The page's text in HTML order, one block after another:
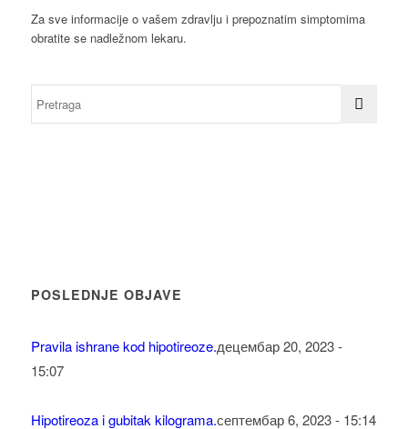
Za sve informacije o vašem zdravlju i prepoznatim simptomima
obratite se nadležnom lekaru.
POSLEDNJE OBJAVE
Pravila ishrane kod hipotireoze.децембар 20, 2023 -
15:07
Hipotireoza i gubitak kilograma.септембар 6, 2023 - 15:14